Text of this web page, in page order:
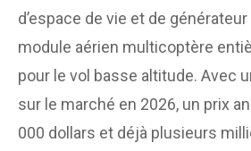
d’espace de vie et de générateur
module aérien multicoptère
pour le vol basse altitude. Avec
sur le marché en 2026, un prix
000 dollars et déjà plusieurs